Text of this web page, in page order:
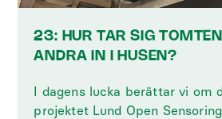
23: HUR TAR SIG
ANDRA IN I HUSEN?
I dagens lucka berättar vi om
projektet Lund Open